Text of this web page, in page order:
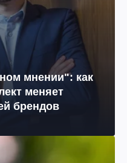
мнении": как
меняет
брендов